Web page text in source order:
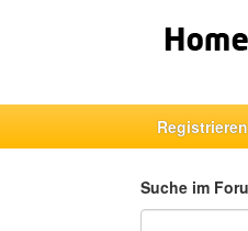
Registrieren
Suche im
Suche im Forum